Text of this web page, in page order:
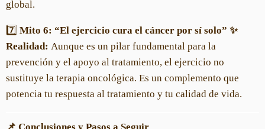
global.
7️⃣ Mito 6: “El ejercicio cura el cáncer por sí solo” ✨
Realidad: Aunque es un pilar fundamental para la
prevención y el apoyo al tratamiento, el ejercicio no
sustituye la terapia oncológica. Es un complemento que
potencia tu respuesta al tratamiento y tu calidad de vida.
📌 Conclusiones y Pasos a Seguir